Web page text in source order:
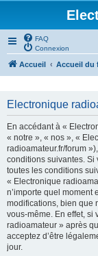
FAQ
Connexion
Accueil Accueil du
Electronique
En accédant à «
« notre », « nos », «
radioamateur.fr/forum
conditions suivantes. Si
toutes les conditions
« Electronique
n’importe quel moment
modifications, bien que
vous-même. En effet, si
radioamateur » après
acceptez d’être
jour.